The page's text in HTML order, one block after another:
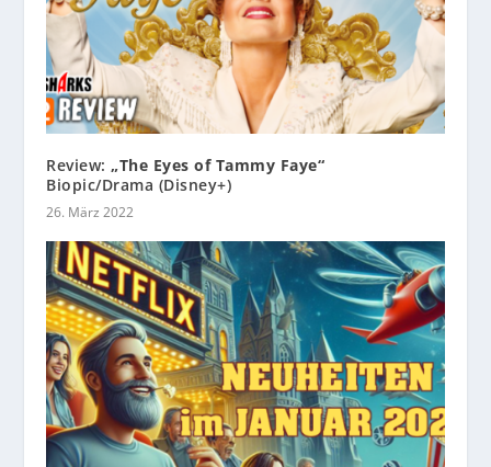
Review: „The Eyes of Tammy Faye“
Biopic/Drama (Disney+)
26. März 2022